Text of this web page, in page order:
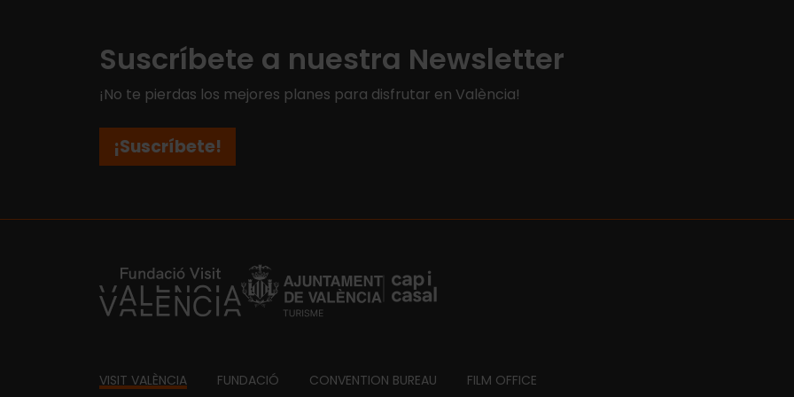
Suscríbete a nuestra Newsletter
¡No te pierdas los mejores planes para disfrutar en València!
¡Suscríbete!
https://fundacion.visitvalencia.com/
VISIT VALÈNCIA FUNDACIÓ CONVENTION BUREAU FILM OFFICE